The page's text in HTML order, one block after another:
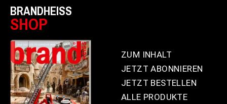
BRANDHEISS
SHOP
ZUM INHALT
JETZT ABONNIEREN
JETZT BESTELLEN
ALLE PRODUKTE